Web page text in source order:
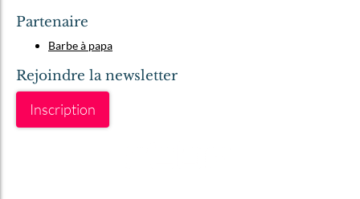
Partenaire
Barbe à papa
Rejoindre la newsletter
Inscription